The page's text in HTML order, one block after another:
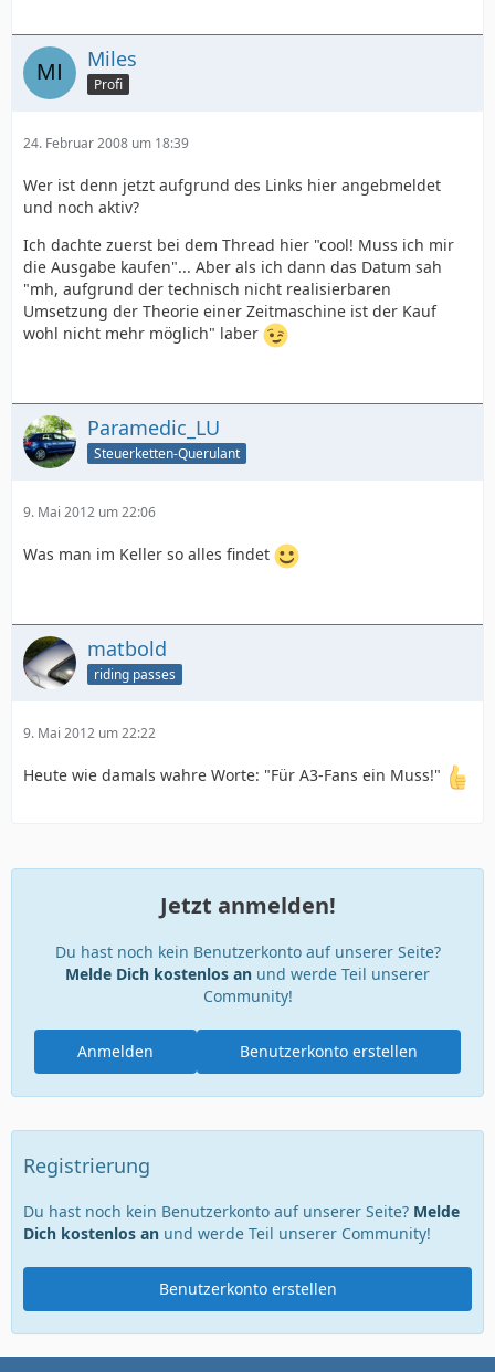
Miles
Profi
24. Februar 2008 um 18:39
Wer ist denn jetzt aufgrund des Links hier angebmeldet
und noch aktiv?
Ich dachte zuerst bei dem Thread hier "cool! Muss ich mir
die Ausgabe kaufen"... Aber als ich dann das Datum sah
"mh, aufgrund der technisch nicht realisierbaren
Umsetzung der Theorie einer Zeitmaschine ist der Kauf
wohl nicht mehr möglich" laber
Paramedic_LU
Steuerketten-Querulant
9. Mai 2012 um 22:06
Was man im Keller so alles findet
matbold
riding passes
9. Mai 2012 um 22:22
Heute wie damals wahre Worte: "Für A3-Fans ein Muss!"
Jetzt anmelden!
Du hast noch kein Benutzerkonto auf unserer Seite?
Melde Dich kostenlos an und werde Teil unserer
Community!
Benutzerkonto erstellen
Anmelden
Registrierung
Du hast noch kein Benutzerkonto auf unserer Seite? Melde
Dich kostenlos an und werde Teil unserer Community!
Benutzerkonto erstellen